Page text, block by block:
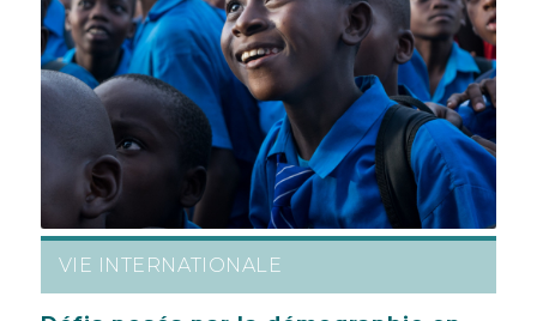
VIE INTERNATIONALE